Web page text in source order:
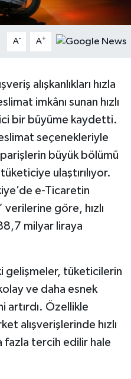
A- A+
alışkanlıkları hızla
imkânı sunan hızlı
bir büyüme kaydetti.
seçenekleriyle
büyük bölümü
ulaştırılıyor.
e-Ticaretin
göre, hızlı
milyar liraya
gelişmeler, tüketicilerin
ve daha esnek
artırdı. Özellikle
alışverişlerinde hızlı
fazla tercih edilir hale